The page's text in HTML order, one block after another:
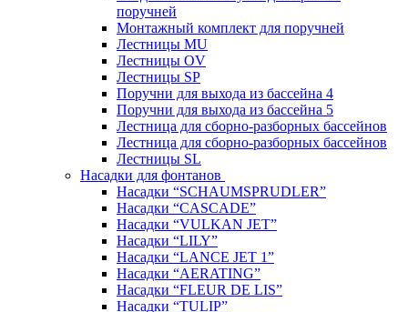
поручней
Монтажный комплект для поручней
Лестницы MU
Лестницы OV
Лестницы SP
Поручни для выхода из бассейна 4
Поручни для выхода из бассейна 5
Лестница для сборно-разборных бассейнов
Лестница для сборно-разборных бассейнов
Лестницы SL
Насадки для фонтанов
Насадки “SCHAUMSPRUDLER”
Насадки “CASCADE”
Насадки “VULKAN JET”
Насадки “LILY”
Насадки “LANCE JET 1”
Насадки “AERATING”
Насадки “FLEUR DE LIS”
Насадки “TULIP”